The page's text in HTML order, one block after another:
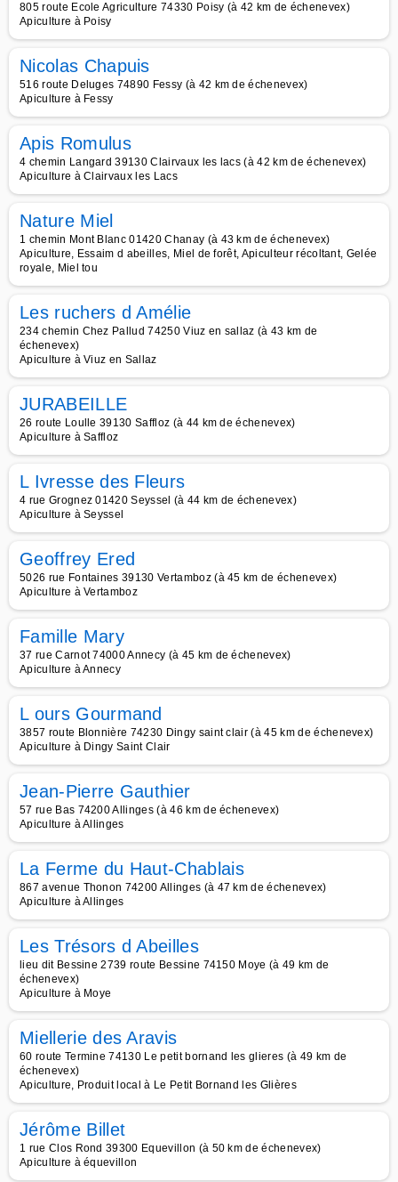
805 route Ecole Agriculture 74330 Poisy (à 42 km de échenevex)
Apiculture à Poisy
Nicolas Chapuis
516 route Deluges 74890 Fessy (à 42 km de échenevex)
Apiculture à Fessy
Apis Romulus
4 chemin Langard 39130 Clairvaux les lacs (à 42 km de échenevex)
Apiculture à Clairvaux les Lacs
Nature Miel
1 chemin Mont Blanc 01420 Chanay (à 43 km de échenevex)
Apiculture, Essaim d abeilles, Miel de forêt, Apiculteur récoltant, Gelée
royale, Miel tou
Les ruchers d Amélie
234 chemin Chez Pallud 74250 Viuz en sallaz (à 43 km de
échenevex)
Apiculture à Viuz en Sallaz
JURABEILLE
26 route Loulle 39130 Saffloz (à 44 km de échenevex)
Apiculture à Saffloz
L Ivresse des Fleurs
4 rue Grognez 01420 Seyssel (à 44 km de échenevex)
Apiculture à Seyssel
Geoffrey Ered
5026 rue Fontaines 39130 Vertamboz (à 45 km de échenevex)
Apiculture à Vertamboz
Famille Mary
37 rue Carnot 74000 Annecy (à 45 km de échenevex)
Apiculture à Annecy
L ours Gourmand
3857 route Blonnière 74230 Dingy saint clair (à 45 km de échenevex)
Apiculture à Dingy Saint Clair
Jean-Pierre Gauthier
57 rue Bas 74200 Allinges (à 46 km de échenevex)
Apiculture à Allinges
La Ferme du Haut-Chablais
867 avenue Thonon 74200 Allinges (à 47 km de échenevex)
Apiculture à Allinges
Les Trésors d Abeilles
lieu dit Bessine 2739 route Bessine 74150 Moye (à 49 km de
échenevex)
Apiculture à Moye
Miellerie des Aravis
60 route Termine 74130 Le petit bornand les glieres (à 49 km de
échenevex)
Apiculture, Produit local à Le Petit Bornand les Glières
Jérôme Billet
1 rue Clos Rond 39300 Equevillon (à 50 km de échenevex)
Apiculture à équevillon